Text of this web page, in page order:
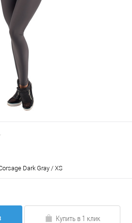
Dark Gray / XS
Купить в 1 клик